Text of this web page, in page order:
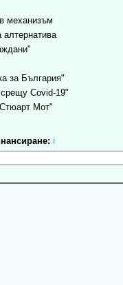
механизъм
алтернатива
за България"
Covid-19"
Мот"
ℹ